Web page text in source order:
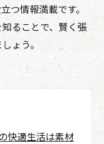
つ情報満載です。
ることで、賢く張
ょう。
快適生活は素材